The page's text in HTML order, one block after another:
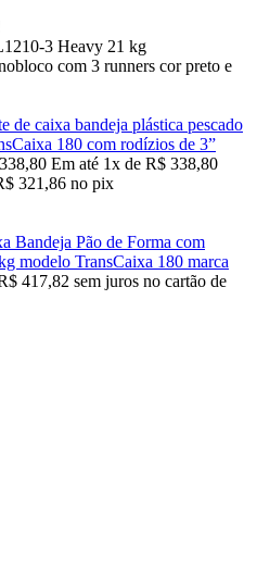
3 Heavy 21 kg
com 3 runners cor preto e
de caixa bandeja plástica pescado
180 com rodízios de 3”
338,80 Em até 1x de R$ 338,80
321,86 no pix
Bandeja Pão de Forma com
modelo TransCaixa 180 marca
417,82 sem juros no cartão de